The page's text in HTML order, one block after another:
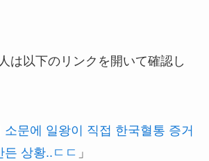
は以下のリンクを開いて確認し
소문에 일왕이 직접 한국혈통 증거
든 상황..ㄷㄷ 」